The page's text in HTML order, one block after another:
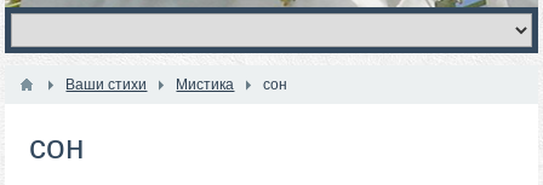
Ваши стихи Мистика сон
сон